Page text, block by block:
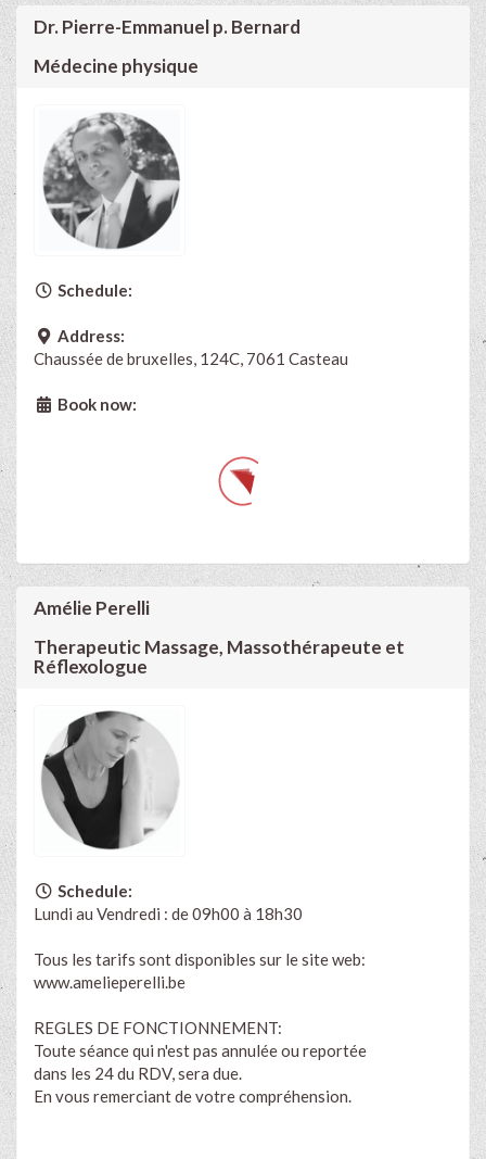
Dr. Pierre-Emmanuel p. Bernard
Médecine physique
Schedule:
Address:
Chaussée de bruxelles, 124C, 7061 Casteau
Book now:
Amélie Perelli
Therapeutic Massage, Massothérapeute et
Réflexologue
Schedule:
Lundi au Vendredi : de 09h00 à 18h30
Tous les tarifs sont disponibles sur le site web:
www.amelieperelli.be
REGLES DE FONCTIONNEMENT:
Toute séance qui n'est pas annulée ou reportée
dans les 24 du RDV, sera due.
En vous remerciant de votre compréhension.